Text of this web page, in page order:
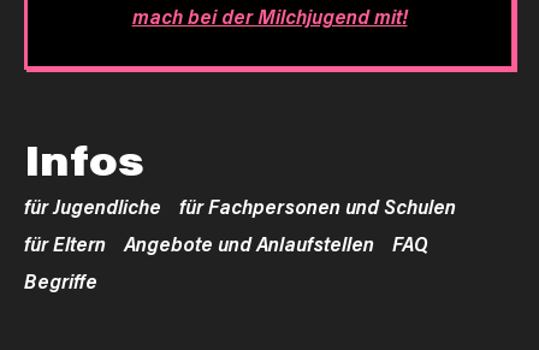
mach bei der Milchjugend mit!
Infos
für Jugendliche
für Fachpersonen und Schulen
für Eltern
Angebote und Anlaufstellen
FAQ
Begriffe